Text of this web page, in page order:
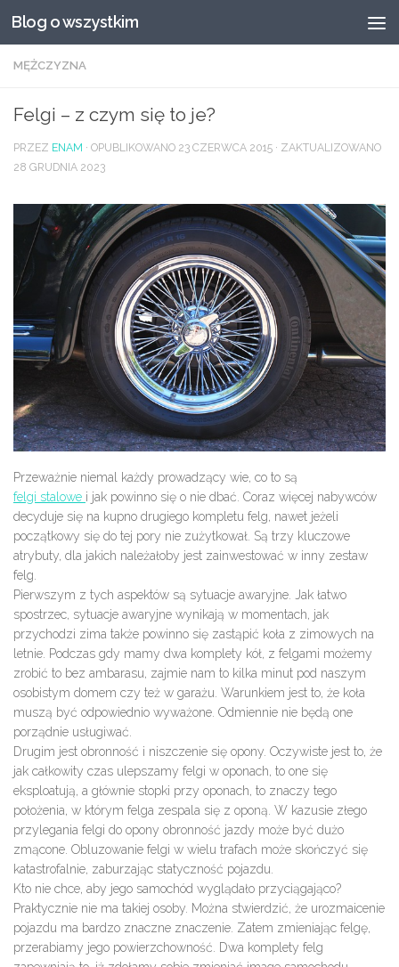
Przeskocz do treści
Blog o wszystkim
MĘŻCZYZNA
Felgi – z czym się to je?
PRZEZ ENAM · OPUBLIKOWANO 23 CZERWCA 2015 · ZAKTUALIZOWANO
28 GRUDNIA 2023
Przeważnie niemal każdy prowadzący wie, co to są
felgi stalowe i jak powinno się o nie dbać. Coraz więcej nabywców
decyduje się na kupno drugiego kompletu felg, nawet jeżeli
początkowy się do tej pory nie zużytkował. Są trzy kluczowe
atrybuty, dla jakich należałoby jest zainwestować w inny zestaw
felg.
Pierwszym z tych aspektów są sytuacje awaryjne. Jak łatwo
spostrzec, sytuacje awaryjne wynikają w momentach, jak
przychodzi zima także powinno się zastąpić koła z zimowych na
letnie. Podczas gdy mamy dwa komplety kół, z felgami możemy
zrobić to bez ambarasu, zajmie nam to kilka minut pod naszym
osobistym domem czy też w garażu. Warunkiem jest to, że koła
muszą być odpowiednio wyważone. Odmiennie nie będą one
porządnie usługiwać.
Drugim jest obronność i niszczenie się opony. Oczywiste jest to, że
jak całkowity czas ulepszamy felgi w oponach, to one się
eksploatują, a głównie stopki przy oponach, to znaczy tego
położenia, w którym felga zespala się z oponą. W kazusie złego
przylegania felgi do opony obronność jazdy może być dużo
zmącone. Obluzowanie felgi w wielu trafach może skończyć się
katastrofalnie, zaburzając statyczność pojazdu.
Kto nie chce, aby jego samochód wyglądało przyciągająco?
Praktycznie nie ma takiej osoby. Można stwierdzić, że urozmaicenie
pojazdu ma bardzo znaczne znaczenie. Zatem zmieniając felgę,
przerabiamy jego powierzchowność. Dwa komplety felg